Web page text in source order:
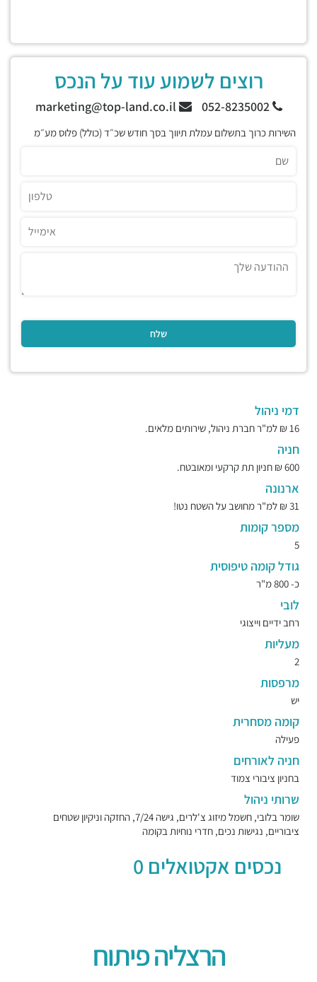
רוצים לשמוע עוד על הנכס
052-8235002
השירות כרוך בתשלום עמלת תיווך בסך חודש שכ״ד (כולל) פלוס מע״מ
דמי ניהול
16 ₪ למ"ר חברת ניהול, שירותים מלאים.
חניה
600 ₪ חניון תת קרקעי ומאובטח.
ארנונה
31 ₪ למ"ר מחושב על השטח נטו!
מספר קומות
5
גודל קומה טיפוסית
כ- 800 מ"ר
לובי
רחב ידיים וייצוגי
מעליות
2
מרפסות
יש
קומה מסחרית
פעילה
חניה לאורחים
בחניון ציבורי צמוד
שרותי ניהול
שומר בלובי, חשמל מיזוג צ'לרים, גישה 7/24, החזקה וניקיון שטחים
ציבוריים, נגישות נכים, חדרי נוחיות בקומה
נכסים אקטואלים 0
הרצליה פיתוח